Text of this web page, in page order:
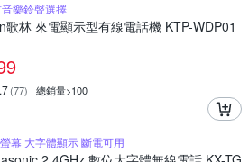
樂鈴聲選擇
歌林 來電顯示型有線電話機 KTP-WDP01
(77) 總銷量>100
幕 大字體顯示 斷電可用